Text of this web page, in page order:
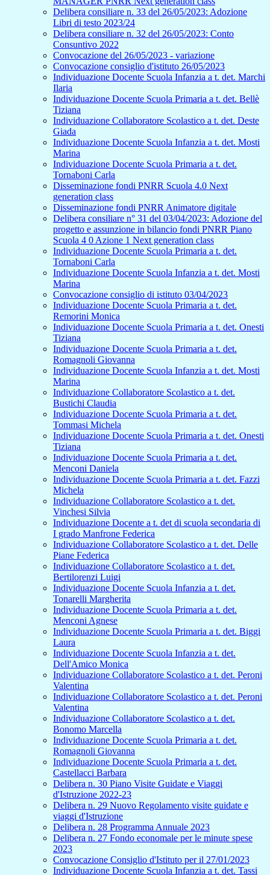
Delibera consiliare n. 33 del 26/05/2023: Adozione
Libri di testo 2023/24
Delibera consiliare n. 32 del 26/05/2023: Conto
Consuntivo 2022
Convocazione del 26/05/2023 - variazione
Convocazione consiglio d'istituto 26/05/2023
Individuazione Docente Scuola Infanzia a t. det. Marchi
Ilaria
Individuazione Docente Scuola Primaria a t. det. Bellè
Tiziana
Individuazione Collaboratore Scolastico a t. det. Deste
Giada
Individuazione Docente Scuola Infanzia a t. det. Mosti
Marina
Individuazione Docente Scuola Primaria a t. det.
Tornaboni Carla
Disseminazione fondi PNRR Scuola 4.0 Next
generation class
Disseminazione fondi PNRR Animatore digitale
Delibera consiliare n° 31 del 03/04/2023: Adozione del
progetto e assunzione in bilancio fondi PNRR Piano
Scuola 4 0 Azione 1 Next generation class
Individuazione Docente Scuola Primaria a t. det.
Tornaboni Carla
Individuazione Docente Scuola Infanzia a t. det. Mosti
Marina
Convocazione consiglio di istituto 03/04/2023
Individuazione Docente Scuola Primaria a t. det.
Remorini Monica
Individuazione Docente Scuola Primaria a t. det. Onesti
Tiziana
Individuazione Docente Scuola Primaria a t. det.
Romagnoli Giovanna
Individuazione Docente Scuola Infanzia a t. det. Mosti
Marina
Individuazione Collaboratore Scolastico a t. det.
Bustichi Claudia
Individuazione Docente Scuola Primaria a t. det.
Tommasi Michela
Individuazione Docente Scuola Primaria a t. det. Onesti
Tiziana
Individuazione Docente Scuola Primaria a t. det.
Menconi Daniela
Individuazione Docente Scuola Primaria a t. det. Fazzi
Michela
Individuazione Collaboratore Scolastico a t. det.
Vinchesi Silvia
Individuazione Docente a t. det di scuola secondaria di
I grado Manfrone Federica
Individuazione Collaboratore Scolastico a t. det. Delle
Piane Federica
Individuazione Collaboratore Scolastico a t. det.
Bertilorenzi Luigi
Individuazione Docente Scuola Infanzia a t. det.
Tonarelli Margherita
Individuazione Docente Scuola Primaria a t. det.
Menconi Agnese
Individuazione Docente Scuola Primaria a t. det. Biggi
Laura
Individuazione Docente Scuola Infanzia a t. det.
Dell'Amico Monica
Individuazione Collaboratore Scolastico a t. det. Peroni
Valentina
Individuazione Collaboratore Scolastico a t. det. Peroni
Valentina
Individuazione Collaboratore Scolastico a t. det.
Bonomo Marcella
Individuazione Docente Scuola Primaria a t. det.
Romagnoli Giovanna
Individuazione Docente Scuola Primaria a t. det.
Castellacci Barbara
Delibera n. 30 Piano Visite Guidate e Viaggi
d'Istruzione 2022-23
Delibera n. 29 Nuovo Regolamento visite guidate e
viaggi d'Istruzione
Delibera n. 28 Programma Annuale 2023
Delibera n. 27 Fondo economale per le minute spese
2023
Convocazione Consiglio d'Istituto per il 27/01/2023
Individuazione Docente Scuola Infanzia a t. det. Tassi